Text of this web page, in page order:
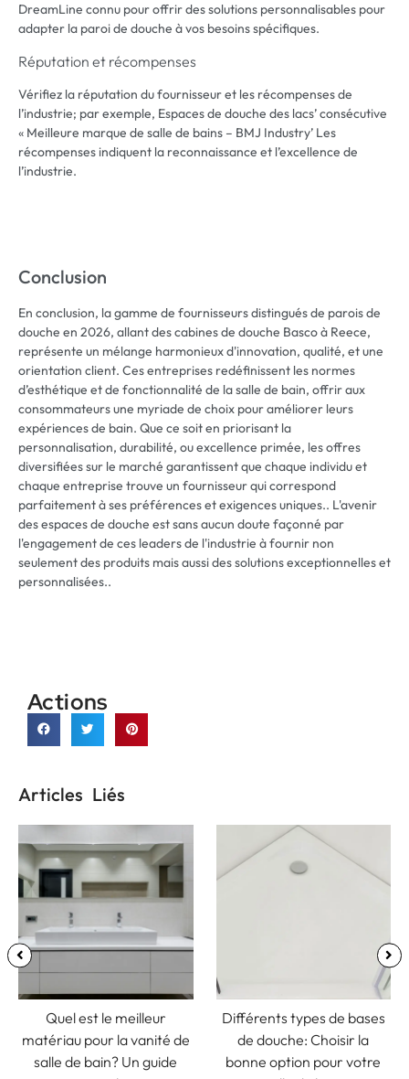
DreamLine connu pour offrir des solutions personnalisables pour
adapter la paroi de douche à vos besoins spécifiques.
Réputation et récompenses
Vérifiez la réputation du fournisseur et les récompenses de
l’industrie; par exemple, Espaces de douche des lacs’ consécutive
« Meilleure marque de salle de bains – BMJ Industry’ Les
récompenses indiquent la reconnaissance et l’excellence de
l’industrie.
Conclusion
En conclusion, la gamme de fournisseurs distingués de parois de
douche en 2026, allant des cabines de douche Basco à Reece,
représente un mélange harmonieux d'innovation, qualité, et une
orientation client. Ces entreprises redéfinissent les normes
d’esthétique et de fonctionnalité de la salle de bain, offrir aux
consommateurs une myriade de choix pour améliorer leurs
expériences de bain. Que ce soit en priorisant la
personnalisation, durabilité, ou excellence primée, les offres
diversifiées sur le marché garantissent que chaque individu et
chaque entreprise trouve un fournisseur qui correspond
parfaitement à ses préférences et exigences uniques.. L'avenir
des espaces de douche est sans aucun doute façonné par
l'engagement de ces leaders de l'industrie à fournir non
seulement des produits mais aussi des solutions exceptionnelles et
personnalisées..
Actions
Articles Liés
Différents types de bases
de douche: Choisir la
bonne option pour votre
Tailles des receveurs de
douche: Un guide complet
pour trouver la solution